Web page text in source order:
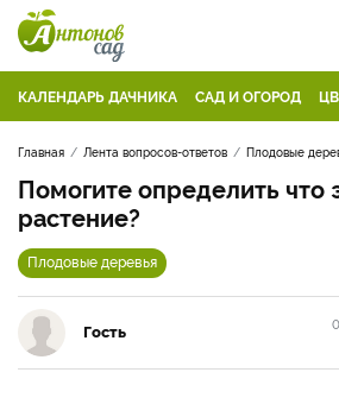
КАЛЕНДАРЬ ДАЧНИКА САД И ОГОРОД
Главная Лента вопросов-ответов Плодовые
Помогите определить что
растение?
Плодовые деревья
Гость